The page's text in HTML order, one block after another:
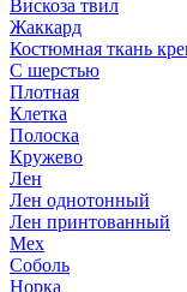
Вискоза твил
Жаккард
Костюмная ткань
С шерстью
Плотная
Клетка
Полоска
Кружево
Лен
Лен однотонный
Лен принтованный
Мех
Соболь
Норка